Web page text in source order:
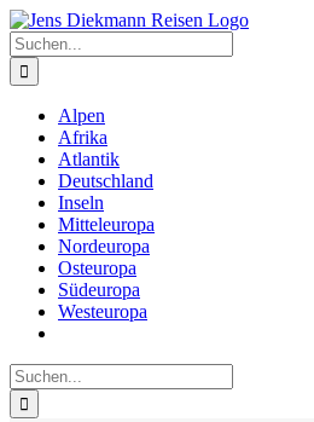
Zum
Inhalt
springen
Suche
nach:
Alpen
Afrika
Atlantik
Deutschland
Inseln
Mitteleuropa
Nordeuropa
Osteuropa
Südeuropa
Westeuropa
Suche
nach: